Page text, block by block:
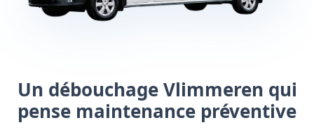
Un débouchage Vlimmeren qui
pense maintenance préventive